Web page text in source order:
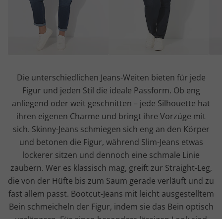
Die unterschiedlichen Jeans-Weiten bieten für jede
Figur und jeden Stil die ideale Passform. Ob eng
anliegend oder weit geschnitten – jede Silhouette hat
ihren eigenen Charme und bringt ihre Vorzüge mit
sich. Skinny-Jeans schmiegen sich eng an den Körper
und betonen die Figur, während Slim-Jeans etwas
lockerer sitzen und dennoch eine schmale Linie
zaubern. Wer es klassisch mag, greift zur Straight-Leg,
die von der Hüfte bis zum Saum gerade verläuft und zu
fast allem passt. Bootcut-Jeans mit leicht ausgestelltem
Bein schmeicheln der Figur, indem sie das Bein optisch